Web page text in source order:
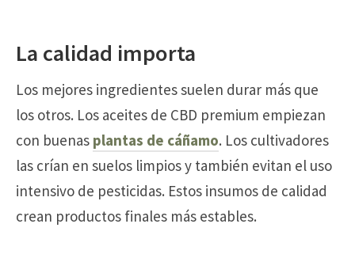
La calidad importa
Los mejores ingredientes suelen durar más que
los otros. Los aceites de CBD premium empiezan
con buenas plantas de cáñamo. Los cultivadores
las crían en suelos limpios y también evitan el uso
intensivo de pesticidas. Estos insumos de calidad
crean productos finales más estables.